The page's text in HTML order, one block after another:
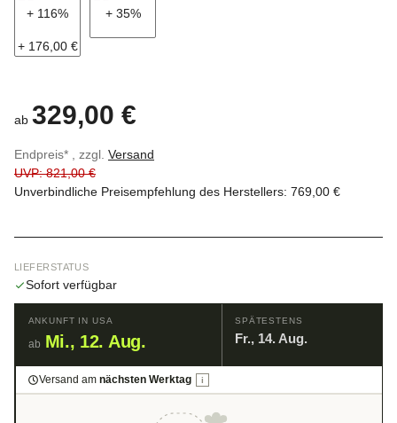
Stufe 2: + 116%
+ 176,00 €
ab 329,00 €
Endpreis* , zzgl. Versand
UVP: 821,00 €
Unverbindliche Preisempfehlung des Herstellers: 769,00 €
LIEFERSTATUS
Sofort verfügbar
ANKUNFT IN USA
ab Mi., 12. Aug.
SPÄTESTENS
Fr., 14. Aug.
Versand am nächsten Werktag i